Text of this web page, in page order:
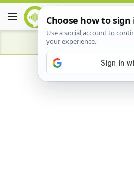
Advertisement